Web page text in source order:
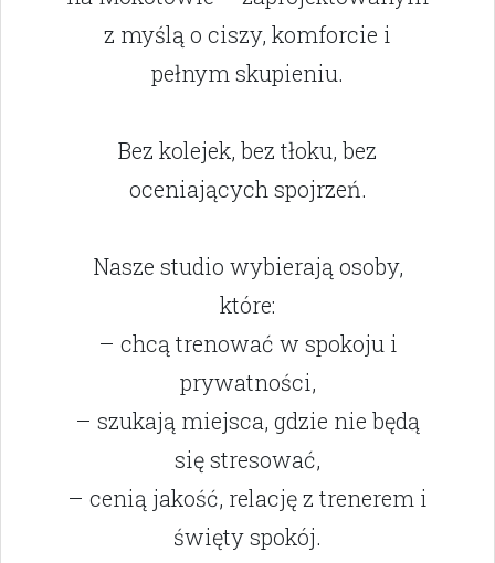
z myślą o ciszy, komforcie i
pełnym skupieniu.
Bez kolejek, bez tłoku, bez
oceniających spojrzeń.
Nasze studio wybierają osoby,
które:
– chcą trenować w spokoju i
prywatności,
– szukają miejsca, gdzie nie będą
się stresować,
– cenią jakość, relację z trenerem i
święty spokój.